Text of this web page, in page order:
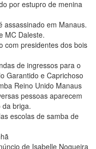
por estupro de menina
assassinado em Manaus.
MC Daleste.
com presidentes dos bois
de ingressos para o
Garantido e Caprichoso
Reino Unido Manaus
pessoas aparecem
briga.
escolas de samba de
de Isabelle Nogueira